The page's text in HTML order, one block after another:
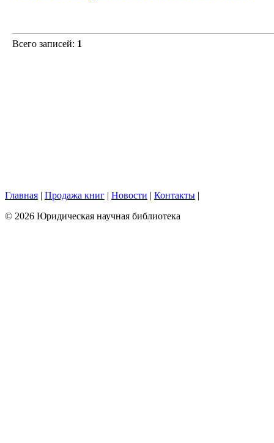
Всего записей: 1
Главная | Продажа книг | Новости | Контакты |
© 2026 Юридическая научная библиотека